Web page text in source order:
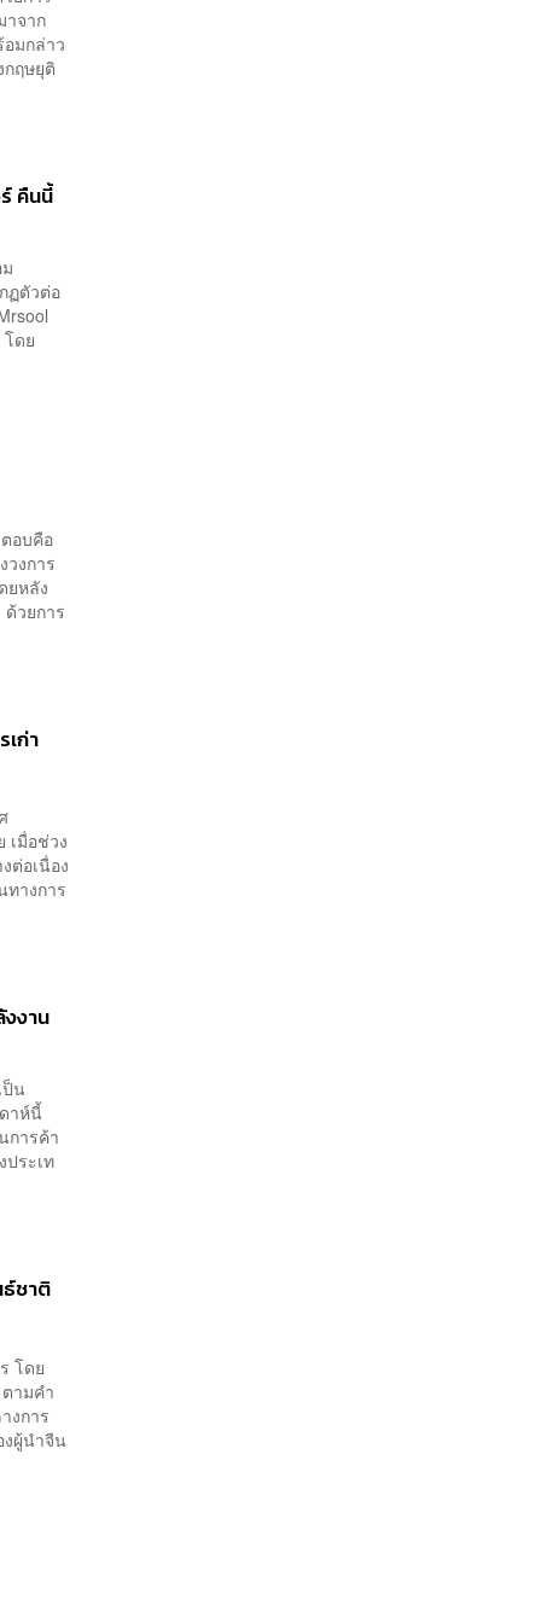
าจาก
มกล่าว
กฤษยุติ
คืนนี้
ฏตัวต่อ
ดย
อบคือ
งการ
ยหลัง
ด้วยการ
ก่า
เมื่อช่วง
ต่อเนื่อง
ทางการ
งาน
ป็น
าห์นี้
การค้า
ระเท
ชาติ
โดย
ามคำ
งการ
ผู้นำจีน